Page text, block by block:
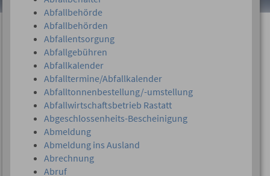
Abfallbehörde
Abfallbehörden
Abfallentsorgung
Abfallgebühren
Abfallkalender
Abfalltermine/Abfallkalender
Abfalltonnenbestellung/-umstellung
Abfallwirtschaftsbetrieb Rastatt
Abgeschlossenheits-Bescheinigung
Abmeldung
Abmeldung ins Ausland
Abrechnung
Abruf